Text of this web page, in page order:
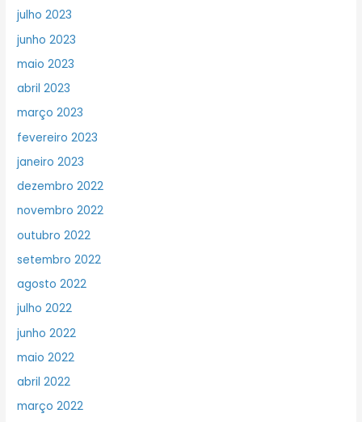
julho 2023
junho 2023
maio 2023
abril 2023
março 2023
fevereiro 2023
janeiro 2023
dezembro 2022
novembro 2022
outubro 2022
setembro 2022
agosto 2022
julho 2022
junho 2022
maio 2022
abril 2022
março 2022